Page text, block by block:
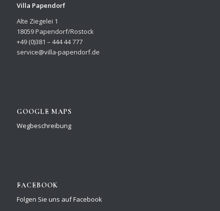
Villa Papendorf
Alte Ziegelei 1
18059 Papendorf/Rostock
+49 (0)381 – 444 44 777
service@villa-papendorf.de
GOOGLE MAPS
Wegbeschreibung
FACEBOOK
Folgen Sie uns auf Facebook